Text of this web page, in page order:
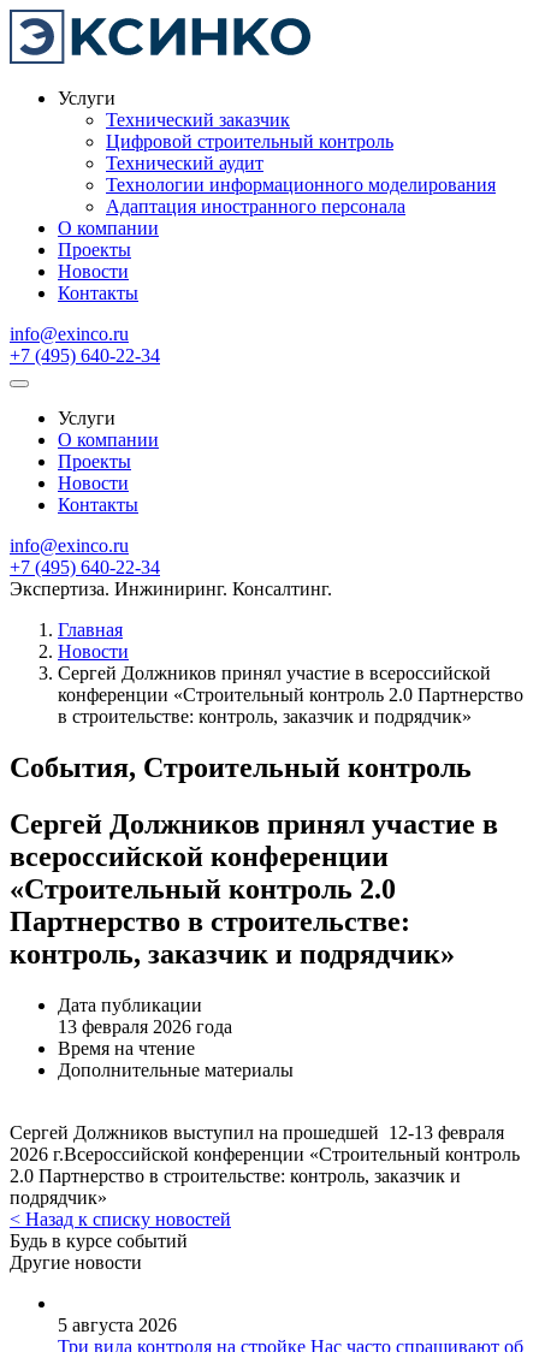
Услуги
Технический заказчик
Цифровой строительный контроль
Технический аудит
Технологии информационного моделирования
Адаптация иностранного персонала
О компании
Проекты
Новости
Контакты
info@exinco.ru
+7 (495) 640-22-34
Услуги
О компании
Проекты
Новости
Контакты
info@exinco.ru
+7 (495) 640-22-34
Экспертиза. Инжиниринг. Консалтинг.
Главная
Новости
Сергей Должников принял участие в всероссийской
конференции «Строительный контроль 2.0 Партнерство
в строительстве: контроль, заказчик и подрядчик»
События, Строительный контроль
Сергей Должников принял участие в
всероссийской конференции
«Строительный контроль 2.0
Партнерство в строительстве:
контроль, заказчик и подрядчик»
Дата публикации
13 февраля 2026 года
Время на чтение
Дополнительные материалы
Сергей Должников выступил на прошедшей 12-13 февраля
2026 г.Всероссийской конференции «Строительный контроль
2.0 Партнерство в строительстве: контроль, заказчик и
подрядчик»
< Назад к списку новостей
Будь в курсе событий
Другие новости
5 августа 2026
Три вида контроля на стройке Нас часто спрашивают об